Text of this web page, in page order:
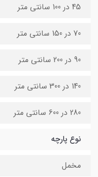
45 در 100 سانتی متر
70 در 150 سانتی متر
90 در 200 سانتی متر
140 در 300 سانتی متر
280 در 600 سانتی متر
نوع پارچه
مخمل